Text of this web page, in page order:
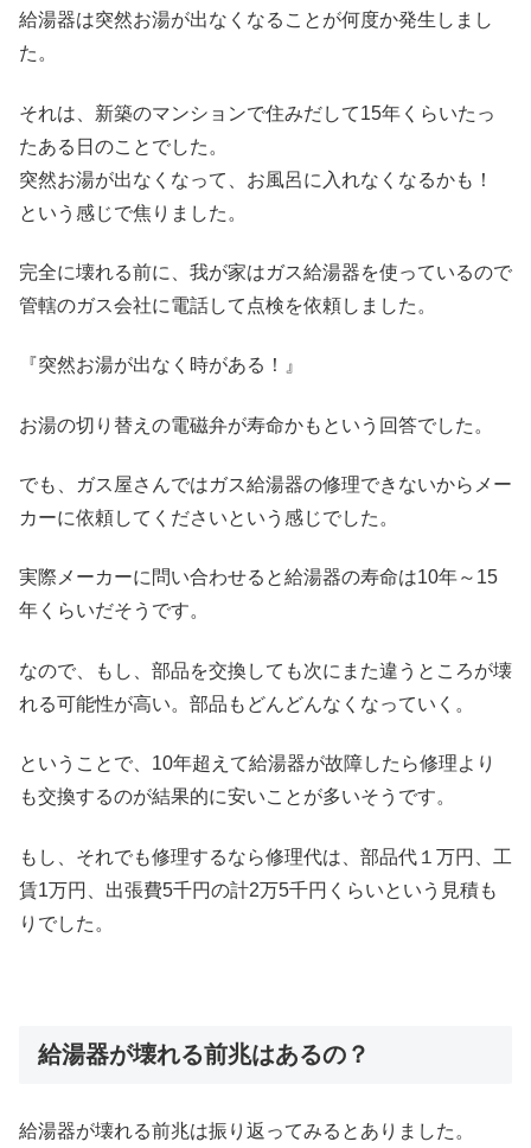
給湯器は突然お湯が出なくなることが何度か発生しまし
た。
それは、新築のマンションで住みだして15年くらいたっ
たある日のことでした。
突然お湯が出なくなって、お風呂に入れなくなるかも！
という感じで焦りました。
完全に壊れる前に、我が家はガス給湯器を使っているので
管轄のガス会社に電話して点検を依頼しました。
『突然お湯が出なく時がある！』
お湯の切り替えの電磁弁が寿命かもという回答でした。
でも、ガス屋さんではガス給湯器の修理できないからメー
カーに依頼してくださいという感じでした。
実際メーカーに問い合わせると給湯器の寿命は10年～15
年くらいだそうです。
なので、もし、部品を交換しても次にまた違うところが壊
れる可能性が高い。部品もどんどんなくなっていく。
ということで、10年超えて給湯器が故障したら修理より
も交換するのが結果的に安いことが多いそうです。
もし、それでも修理するなら修理代は、部品代１万円、工
賃1万円、出張費5千円の計2万5千円くらいという見積も
りでした。
給湯器が壊れる前兆はあるの？
給湯器が壊れる前兆は振り返ってみるとありました。